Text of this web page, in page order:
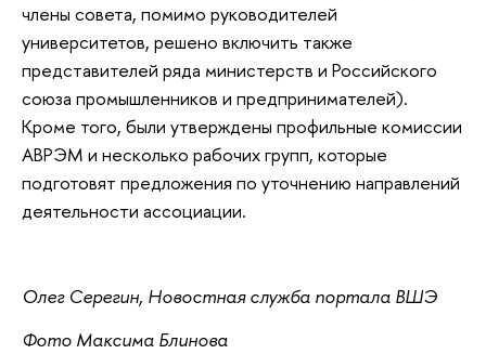
члены совета, помимо руководителей
университетов, решено включить также
представителей ряда министерств и Российского
союза промышленников и предпринимателей).
Кроме того, были утверждены профильные комиссии
АВРЭМ и несколько рабочих групп, которые
подготовят предложения по уточнению направлений
деятельности ассоциации.
Олег Серегин, Новостная служба портала ВШЭ
Фото Максима Блинова